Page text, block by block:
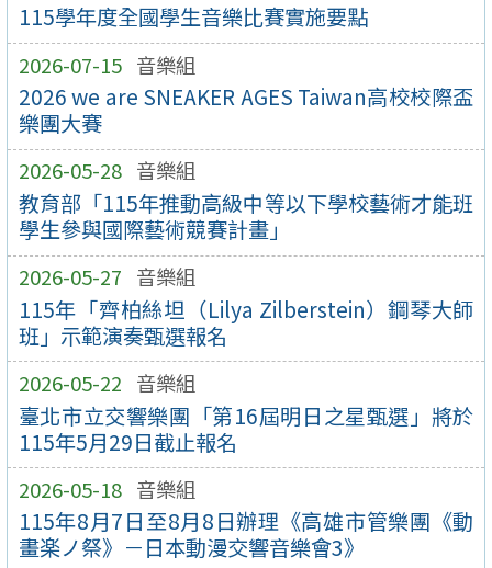
115學年度全國學生音樂比賽實施要點
2026-07-15 音樂組
2026 we are SNEAKER AGES Taiwan高校校際盃
樂團大賽
2026-05-28 音樂組
教育部「115年推動高級中等以下學校藝術才能班
學生參與國際藝術競賽計畫」
2026-05-27 音樂組
115年「齊柏絲坦（Lilya Zilberstein）鋼琴大師
班」示範演奏甄選報名
2026-05-22 音樂組
臺北市立交響樂團「第16屆明日之星甄選」將於
115年5月29日截止報名
2026-05-18 音樂組
115年8月7日至8月8日辦理《高雄市管樂團《動
畫楽ノ祭》－日本動漫交響音樂會3》